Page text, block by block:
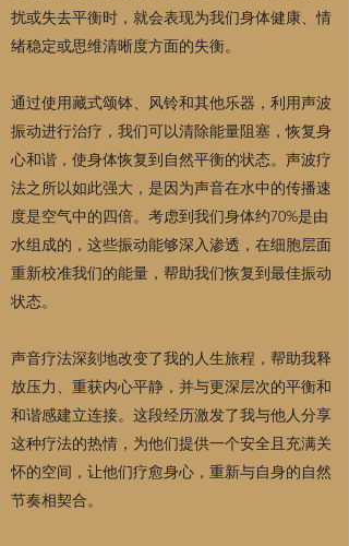
扰或失去平衡时，就会表现为我们身体健康、情
绪稳定或思维清晰度方面的失衡。
通过使用藏式颂钵、风铃和其他乐器，利用声波
振动进行治疗，我们可以清除能量阻塞，恢复身
心和谐，使身体恢复到自然平衡的状态。声波疗
法之所以如此强大，是因为声音在水中的传播速
度是空气中的四倍。考虑到我们身体约70%是由
水组成的，这些振动能够深入渗透，在细胞层面
重新校准我们的能量，帮助我们恢复到最佳振动
状态。
声音疗法深刻地改变了我的人生旅程，帮助我释
放压力、重获内心平静，并与更深层次的平衡和
和谐感建立连接。这段经历激发了我与他人分享
这种疗法的热情，为他们提供一个安全且充满关
怀的空间，让他们疗愈身心，重新与自身的自然
节奏相契合。